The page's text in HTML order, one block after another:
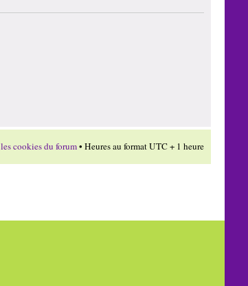
cookies du forum• Heures au format UTC + 1 heure